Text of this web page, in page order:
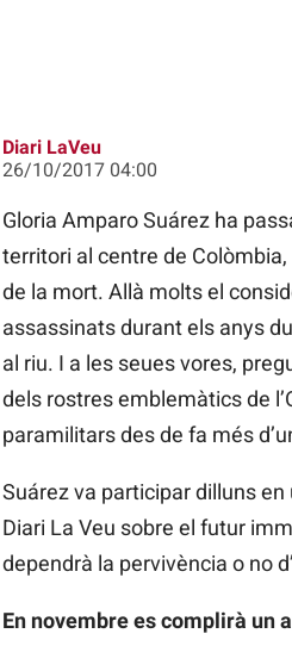
Diari LaVeu
26/10/2017 04:00
Gloria Amparo Suárez ha
territori al centre de
de la mort. Allà molts el
assassinats durant els anys
al riu. I a les seues vores,
dels rostres emblemàtics de
paramilitars des de fa més
Suárez va participar dilluns
Diari La Veu sobre el futur
dependrà la pervivència o no
En novembre es complirà un